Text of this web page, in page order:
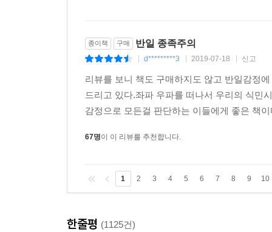
부모, 친척, 친지에 의한 인신매매로 위안부로 간
노무자 역시 강제동원(징용)되어 임금도 못 받고
세워지고 있으나, 이것 역시 사실이 아니다. 강
1920년대 일본 홋카이도 개척 토목현장에서 노
교과서를 쓰고 국민의 집단 기억을 재생산해 왔다
종이책 구매 반일 종족주의
d*********3 2019-07-18 신고
리뷰를 보니 책도 구매하지도 않고 반일감정
드리고 있다.좌파 우파를 떠나서 우리의 식민
감정으로 모든걸 판단하는 이들에게 좋은 책
67명이 이 리뷰를 추천합니다.
1 2 3 4 5 6 7 8 9 10
한줄평 (1125건)